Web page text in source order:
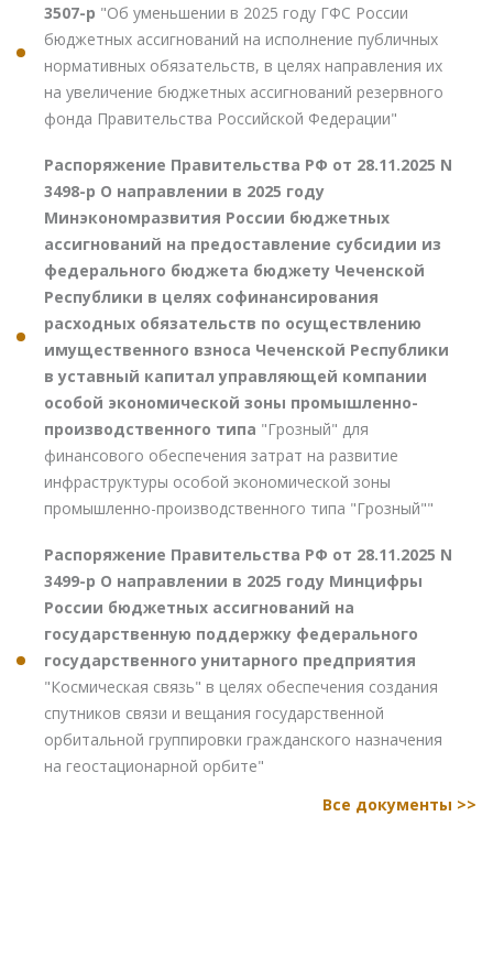
3507-р "Об уменьшении в 2025 году ГФС России
бюджетных ассигнований на исполнение публичных
нормативных обязательств, в целях направления их
на увеличение бюджетных ассигнований резервного
фонда Правительства Российской Федерации"
Распоряжение Правительства РФ от 28.11.2025 N
3498-р О направлении в 2025 году
Минэкономразвития России бюджетных
ассигнований на предоставление субсидии из
федерального бюджета бюджету Чеченской
Республики в целях софинансирования
расходных обязательств по осуществлению
имущественного взноса Чеченской Республики
в уставный капитал управляющей компании
особой экономической зоны промышленно-
производственного типа "Грозный" для
финансового обеспечения затрат на развитие
инфраструктуры особой экономической зоны
промышленно-производственного типа "Грозный""
Распоряжение Правительства РФ от 28.11.2025 N
3499-р О направлении в 2025 году Минцифры
России бюджетных ассигнований на
государственную поддержку федерального
государственного унитарного предприятия
"Космическая связь" в целях обеспечения создания
спутников связи и вещания государственной
орбитальной группировки гражданского назначения
на геостационарной орбите"
Все документы >>